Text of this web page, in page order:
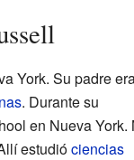
York. Su padre
. Durante su
en Nueva York.
estudióciencias